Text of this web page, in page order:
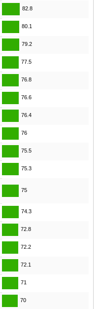
82.8
80.1
79.2
77.5
76.8
76.6
76.4
76
75.5
75.3
75
74.3
72.8
72.2
72.1
71
70